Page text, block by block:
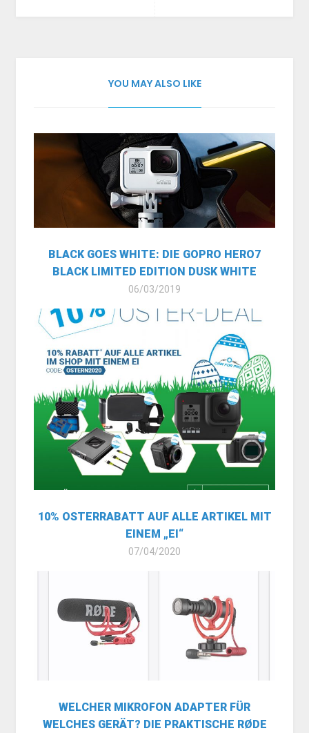
YOU MAY ALSO LIKE
BLACK GOES WHITE: DIE GOPRO HERO7
BLACK LIMITED EDITION DUSK WHITE
06/03/2019
10% OSTERRABATT AUF ALLE ARTIKEL MIT
EINEM „EI“
07/04/2020
WELCHER MIKROFON ADAPTER FÜR
WELCHES GERÄT? DIE PRAKTISCHE RØDE